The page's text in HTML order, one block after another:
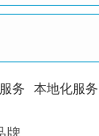
务 本地化服务
专业级